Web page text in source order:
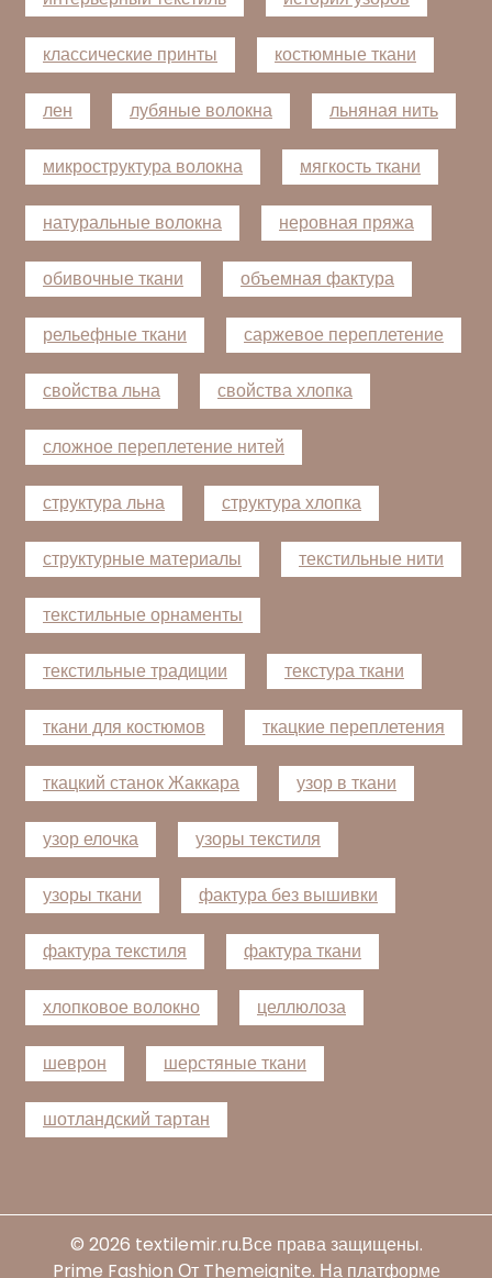
классические принты костюмные ткани
лен лубяные волокна льняная нить
микроструктура волокна мягкость ткани
натуральные волокна неровная пряжа
обивочные ткани объемная фактура
рельефные ткани саржевое переплетение
свойства льна свойства хлопка
сложное переплетение нитей
структура льна структура хлопка
структурные материалы текстильные нити
текстильные орнаменты
текстильные традиции текстура ткани
ткани для костюмов ткацкие переплетения
ткацкий станок Жаккара узор в ткани
узор елочка узоры текстиля
узоры ткани фактура без вышивки
фактура текстиля фактура ткани
хлопковое волокно целлюлоза
шеврон шерстяные ткани
шотландский тартан
© 2026 textilemir.ru.Все права защищены.
Prime Fashion От Themeignite. На платформе